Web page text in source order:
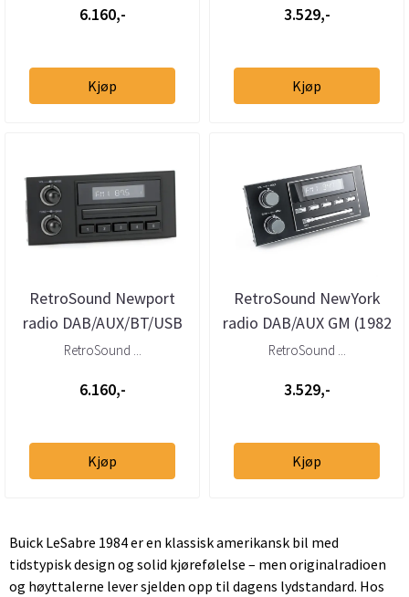
6.160,-
Kjøp
3.529,-
Kjøp
RetroSound Newport
radio DAB/AUX/BT/USB
GM (1982 - 1991)
RetroSound ...
6.160,-
Kjøp
RetroSound NewYork
radio DAB/AUX GM (1982
- 1991)
RetroSound ...
3.529,-
Kjøp
Buick LeSabre 1984 er en klassisk amerikansk bil med
tidstypisk design og solid kjørefølelse – men originalradioen
og høyttalerne lever sjelden opp til dagens lydstandard. Hos